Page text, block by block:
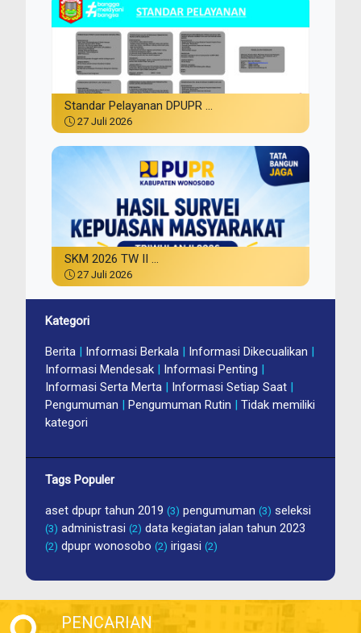
Standar Pelayanan DPUPR ...
27 Juli 2026
SKM 2026 TW II ...
27 Juli 2026
Kategori
Berita | Informasi Berkala | Informasi Dikecualikan |
Informasi Mendesak | Informasi Penting |
Informasi Serta Merta | Informasi Setiap Saat |
Pengumuman | Pengumuman Rutin | Tidak memiliki
kategori
Tags Populer
aset dpupr tahun 2019 (3) pengumuman (3) seleksi
(3) administrasi (2) data kegiatan jalan tahun 2023
(2) dpupr wonosobo (2) irigasi (2)
PENCARIAN